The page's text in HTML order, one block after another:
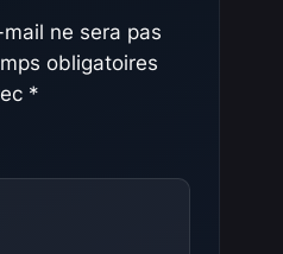
ne sera pas
obligatoires
*